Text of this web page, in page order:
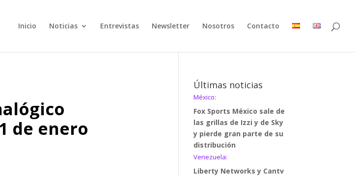
Inicio Noticias Entrevistas Newsletter Nosotros Contacto
de enero
Últimas noticias
México:
Fox Sports México sale de
las grillas de Izzi y de Sky
y pierde gran parte de su
distribución
Venezuela:
Liberty Networks y Cantv